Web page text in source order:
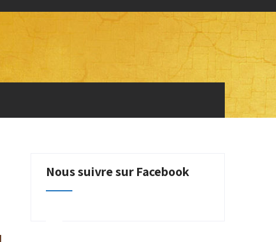
Nous suivre sur Facebook